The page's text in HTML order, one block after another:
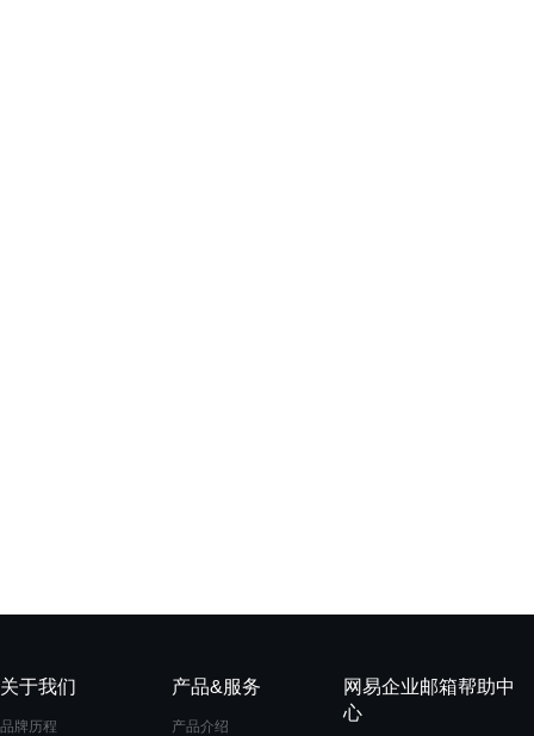
关于我们
品牌历程
产品&服务
产品介绍
网易企业邮箱帮助中
心